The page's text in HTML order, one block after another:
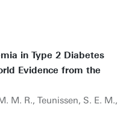
in Type 2 Diabetes
Evidence from the
M. R., Teunissen, S. E. M.,